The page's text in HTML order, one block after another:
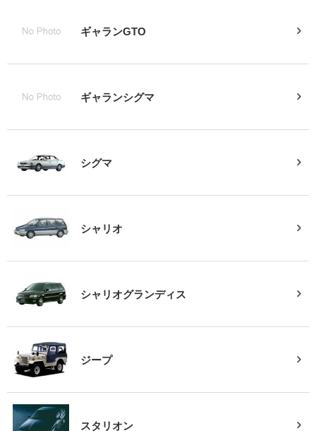
ギャランGTO
ギャランシグマ
シグマ
シャリオ
シャリオグランディス
ジープ
スタリオン